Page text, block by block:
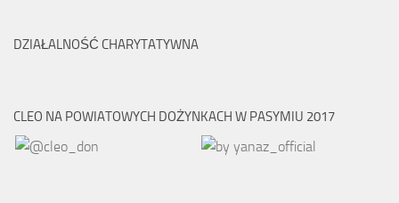
DZIAŁALNOŚĆ CHARYTATYWNA
CLEO NA POWIATOWYCH DOŻYNKACH W PASYMIU 2017